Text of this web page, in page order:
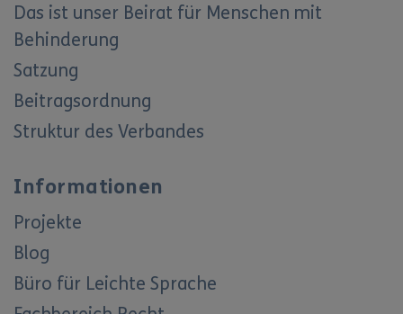
Das ist unser Beirat für Menschen mit
Behinderung
Satzung
Beitragsordnung
Struktur des Verbandes
Informationen
Projekte
Blog
Büro für Leichte Sprache